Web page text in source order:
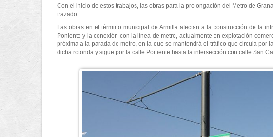
Con el inicio de estos trabajos, las obras para la prolongación del Metro de
trazado.
Las obras en el término municipal de Armilla afectan a la construcción de la
Poniente y la conexión con la línea de metro, actualmente en explotación
próxima a la parada de metro, en la que se mantendrá el tráfico que circula
dicha rotonda y sigue por la calle Poniente hasta la intersección con calle San